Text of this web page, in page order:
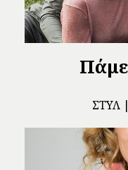
ΣΤΥΛ